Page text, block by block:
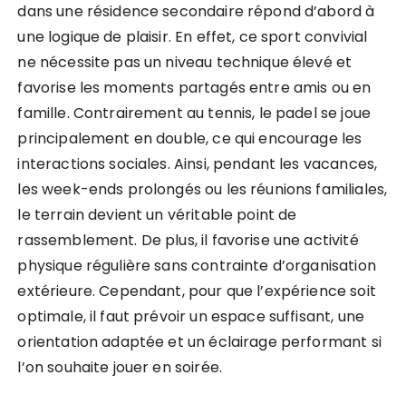
dans une résidence secondaire répond d’abord à
une logique de plaisir. En effet, ce sport convivial
ne nécessite pas un niveau technique élevé et
favorise les moments partagés entre amis ou en
famille. Contrairement au tennis, le padel se joue
principalement en double, ce qui encourage les
interactions sociales. Ainsi, pendant les vacances,
les week-ends prolongés ou les réunions familiales,
le terrain devient un véritable point de
rassemblement. De plus, il favorise une activité
physique régulière sans contrainte d’organisation
extérieure. Cependant, pour que l’expérience soit
optimale, il faut prévoir un espace suffisant, une
orientation adaptée et un éclairage performant si
l’on souhaite jouer en soirée.